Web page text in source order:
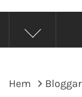
Hem Bloggar